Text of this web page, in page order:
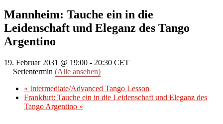
Mannheim: Tauche ein in die
Leidenschaft und Eleganz des Tango
Argentino
19. Februar 2031 @ 19:00 - 20:30 CET
Serientermin (Alle ansehen)
« Intermediate/Advanced Tango Lesson
Frankfurt: Tauche ein in die Leidenschaft und Eleganz des
Tango Argentino »